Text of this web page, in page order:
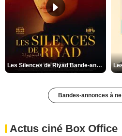
Les Silences de Riyad Bande-annonce VO STFR
Bandes-annonces à
Actus ciné Box Office